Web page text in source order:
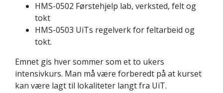
HMS-0502 Førstehjelp lab, verksted, felt og
tokt
HMS-0503 UiTs regelverk for feltarbeid og
tokt.
Emnet gis hver sommer som et to ukers
intensivkurs. Man må være forberedt på at kurset
kan være lagt til lokaliteter langt fra UiT.